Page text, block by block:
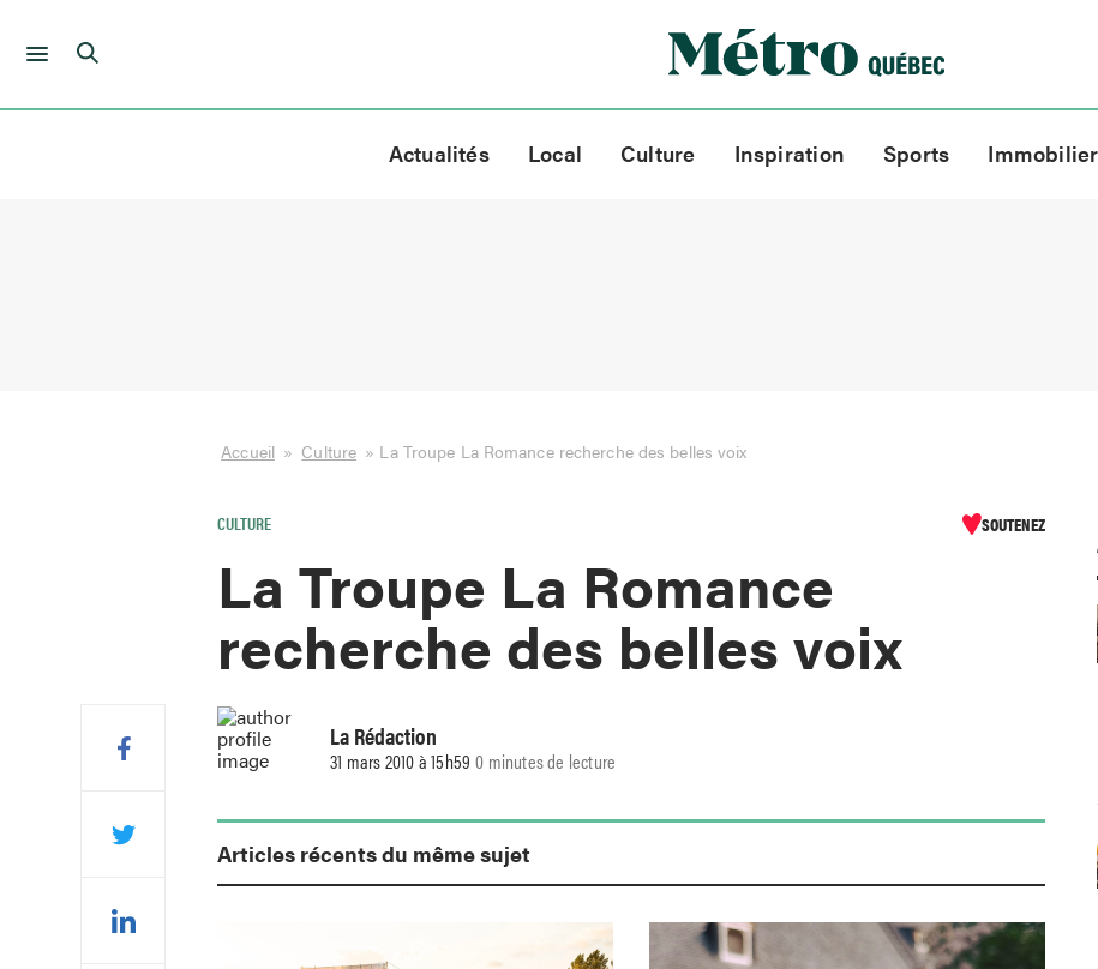
Skip
Actualités Local Culture Inspiration Sports Immobilier
Accueil » Culture » La Troupe La Romance recherche des belles voix
CULTURE SOUTENEZ
La Troupe La Romance
recherche des belles voix
La Rédaction
31 mars 2010 à 15h59 0 minutes de lecture
Articles récents du même sujet